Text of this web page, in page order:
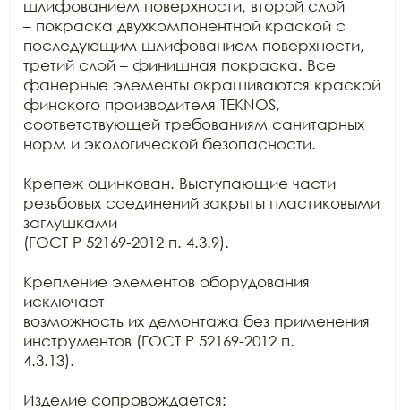
шлифованием поверхности, второй слой
– покраска двухкомпонентной краской с
последующим шлифованием поверхности,
третий слой – финишная покраска. Все
фанерные элементы окрашиваются краской
финского производителя TEKNOS,
соответствующей требованиям санитарных
норм и экологической безопасности.
Крепеж оцинкован. Выступающие части
резьбовых соединений закрыты пластиковыми
заглушками
(ГОСТ Р 52169-2012 п. 4.3.9).
Крепление элементов оборудования
исключает
возможность их демонтажа без применения
инструментов (ГОСТ Р 52169-2012 п.
4.3.13).
Изделие сопровождается: